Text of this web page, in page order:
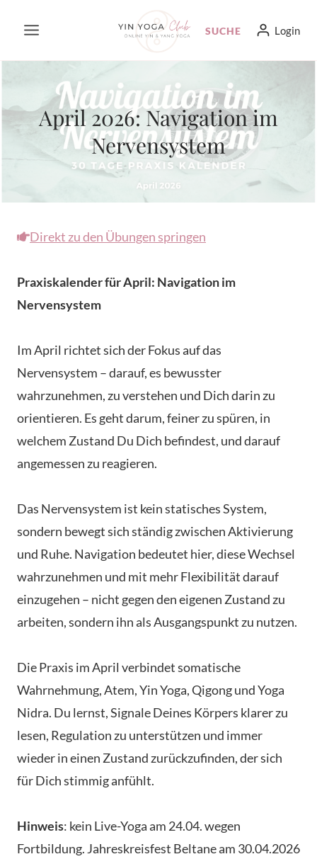
Inhalt
SUCHE Login
April 2026: Navigation im
Nervensystem
Direkt zu den Übungen springen
Praxiskalender für April: Navigation im
Nervensystem
Im April richtet sich der Fokus auf das
Nervensystem – darauf, es bewusster
wahrzunehmen, zu verstehen und Dich darin zu
orientieren. Es geht darum, feiner zu spüren, in
welchem Zustand Du Dich befindest, und darauf
angemessen zu reagieren.
Das Nervensystem ist kein statisches System,
sondern bewegt sich ständig zwischen Aktivierung
und Ruhe. Navigation bedeutet hier, diese Wechsel
wahrzunehmen und mit mehr Flexibilität darauf
einzugehen – nicht gegen den eigenen Zustand zu
arbeiten, sondern ihn als Ausgangspunkt zu nutzen.
Die Praxis im April verbindet somatische
Wahrnehmung, Atem, Yin Yoga, Qigong und Yoga
Nidra. Du lernst, Signale Deines Körpers klarer zu
lesen, Regulation zu unterstützen und immer
wieder in einen Zustand zurückzufinden, der sich
für Dich stimmig anfühlt.
Hinweis: kein Live-Yoga am 24.04. wegen
Fortbildung. Jahreskreisfest Beltane am 30.04.2026